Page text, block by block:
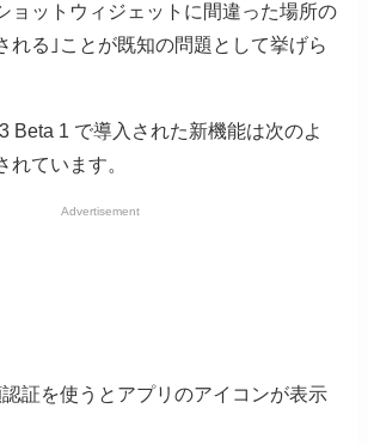
ョットウィジェットに間違った場所の
れる｣ことが既知の問題として挙げら
Beta 1 で導入された新機能は次のよ
れています。
Advertisement
証を使うとアプリのアイコンが表示